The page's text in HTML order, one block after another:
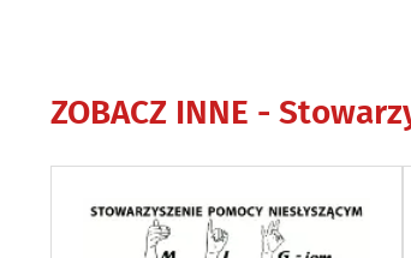
ZOBACZ INNE -